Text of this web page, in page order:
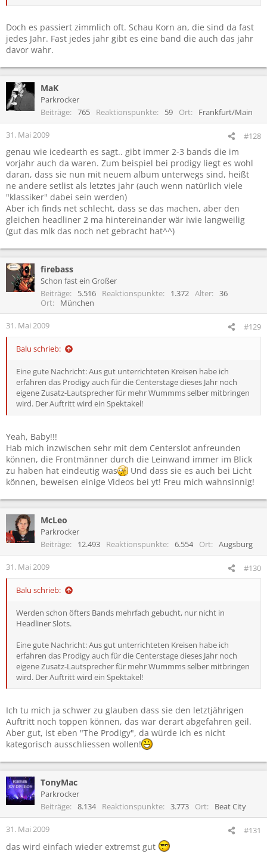
Doch es passiert zimmlich oft. Schau Korn an, die sind da fast
jedes Jahr. Fast jedes jahr gibt es eine band die auch das jahr
davor wahr.
MaK
Parkrocker
Beiträge
765 Reaktionspunkte 59 Ort Frankfurt/Main
31. Mai 2009 #128
genau wie icedearth es sagt.. gibt immer 2-3 bands die im
vorjahr auch da waren. Zum beispiel bei prodigy liegt es wohl
daran, dass sie nun mit neuem album unterwegs sind, heißt
ne andere setlist als letztes jahr (auch wenn natürlich viele
"klassiker" dabei sein werden)
Aber ich finds net schlecht, dass se das machen, aber den
gleichen headliner 2 ma hintereinander wär iwie langweilig
(gut das mlk das noch net gebracht hat^^)
firebass
Schon fast ein Großer
Beiträge
5.516 Reaktionspunkte 1.372 Alter
36
Ort
München
31. Mai 2009 #129
Balu schrieb:
Eine gute Nachricht: Aus gut unterrichteten Kreisen habe ich
erfahren das Prodigy auch für die Centerstage dieses Jahr noch
eigene Zusatz-Lautsprecher für mehr Wummms selber mitbringen
wird. Der Auftritt wird ein Spektakel!
Yeah, Baby!!!
Hab mich inzwischen sehr mit dem Centerslot anfreunden
können, die Frontmänner durch die Leinwand immer im Blick
zu haben hat eindeutig was
Und dass sie es auch bei Licht
können, beweisen einige Videos bei yt! Freu mich wahnsinnig!
McLeo
Parkrocker
Beiträge
12.493 Reaktionspunkte 6.554 Ort Augsburg
31. Mai 2009 #130
Balu schrieb:
Werden schon öfters Bands mehrfach gebucht, nur nicht in
Headliner Slots.
Eine gute Nachricht: Aus gut unterrichteten Kreisen habe ich
erfahren das Prodigy auch für die Centerstage dieses Jahr noch
eigene Zusatz-Lautsprecher für mehr Wummms selber mitbringen
wird. Der Auftritt wird ein Spektakel!
Ich tu mich ja schwer zu glauben dass sie den letztjährigen
Auftritt noch toppen können, das war derart abgefahren geil.
Aber gut, ist eben "The Prodigy", da würde ich es nicht
kategorisch ausschliessen wollen!
TonyMac
Parkrocker
Beiträge
8.134 Reaktionspunkte 3.773 Ort Beat City
31. Mai 2009 #131
das wird einfach wieder extremst gut